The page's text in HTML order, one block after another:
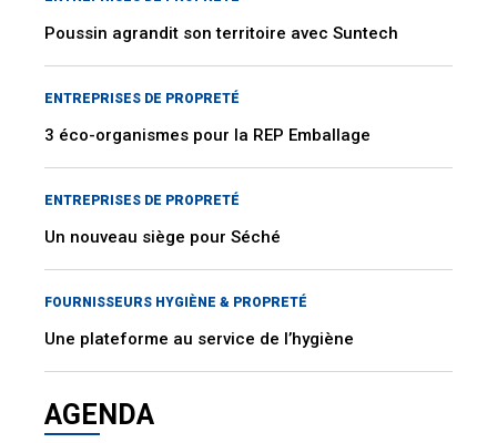
Poussin agrandit son territoire avec Suntech
ENTREPRISES DE PROPRETÉ
3 éco-organismes pour la REP Emballage
ENTREPRISES DE PROPRETÉ
Un nouveau siège pour Séché
FOURNISSEURS HYGIÈNE & PROPRETÉ
Une plateforme au service de l’hygiène
AGENDA